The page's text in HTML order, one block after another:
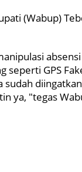
(Wabup)
seperti GPS
ya, "tegas